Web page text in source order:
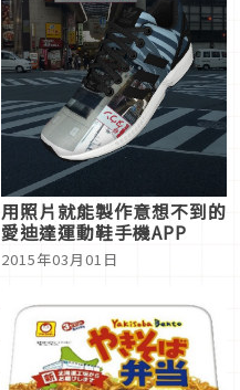
用照片就能製作意想不到的
愛迪達運動鞋手機APP
2015年03月01日